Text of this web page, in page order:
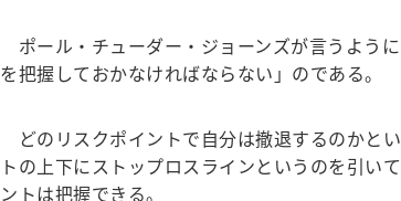
ポール・チューダー・ジョーンズが言うよう
を把握しておかなければならない」のである。
どのリスクポイントで自分は撤退するのかと
トの上下にストップロスラインというのを引い
ントは把握できる。